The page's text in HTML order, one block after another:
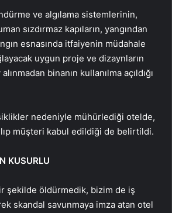
ve algılama sistemlerinin,
sızdırmaz kapıların, yangından
esnasında itfaiyenin müdahale
uygun proje ve dizaynların
binanın kullanılma açıldığı
nedeniyle mühürlediği otelde,
müşteri kabul edildiği de belirtildi.
KUSURLU
şekilde öldürmedik, bizim de iş
skandal savunmaya imza atan otel